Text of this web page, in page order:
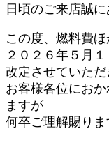
日頃のご来店誠に
この度、燃料費ほ
２０２６年５月
改定させていただ
お客様各位にお
ますが
何卒ご理解賜りま